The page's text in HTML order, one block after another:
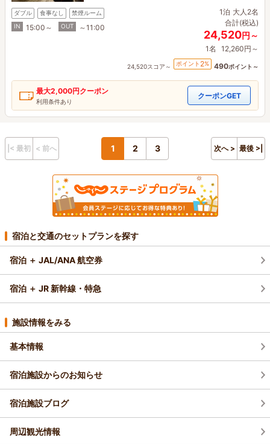
ダブル 食事なし
禁煙ルーム
IN
15:00～ OUT ～11:00
1泊 大人2名
合計(税込)
24,520円～
1名 12,260円～
24,520スコア～ ポイント 2% 490ポイント～
最大2,000円クーポン
利用条件あり
クーポンGET
|< 最初 < 前へ 1 2 3 次へ > 最後 >|
宿泊と交通のセットプランを探す
宿泊 ＋ JAL/ANA 航空券
宿泊 ＋ JR 新幹線・特急
施設情報をみる
基本情報
宿泊施設からのお知らせ
宿泊施設ブログ
周辺観光情報